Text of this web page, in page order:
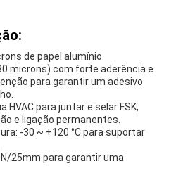
da folha de alumínio
partido dobro
de papel alumínio
microns) com forte aderência e
para garantir um adesivo
HVAC para juntar e selar FSK,
e ligação permanentes.
-30 ~ +120 °C para suportar
25mm para garantir uma